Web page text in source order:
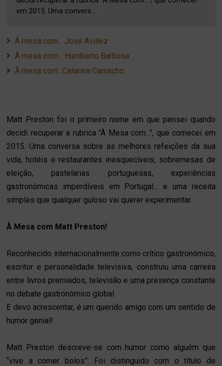
em 2015. Uma convers...
À mesa com... José Avillez
À mesa com... Humberto Barbosa
À mesa com...Catarina Camacho
Matt Preston foi o primeiro nome em que pensei quando
decidi recuperar a rubrica "À Mesa com...", que comecei em
2015. Uma conversa sobre as melhores refeições da sua
vida, hotéis e restaurantes inesquecíveis, sobremesas de
eleição, pastelarias portuguesas, experiências
gastronómicas imperdíveis em Portugal... e uma receita
simples que qualquer guloso vai querer experimentar.
À Mesa com Matt Preston!
Reconhecido internacionalmente como crítico gastronómico,
escritor e personalidade televisiva, construiu uma carreira
entre livros premiados, televisão e uma presença constante
no debate gastronómico global.
E devo acrescentar, é um querido amigo com um sentido de
humor genial!
Matt Preston descreve-se com humor como alguém que
“vive a comer bolos”. Foi distinguido com o título de